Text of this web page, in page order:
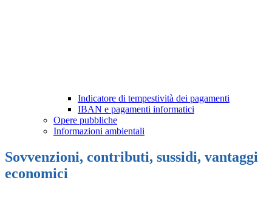
Indicatore di tempestività dei pagamenti
IBAN e pagamenti informatici
Opere pubbliche
Informazioni ambientali
Sovvenzioni, contributi, sussidi, vantaggi
economici